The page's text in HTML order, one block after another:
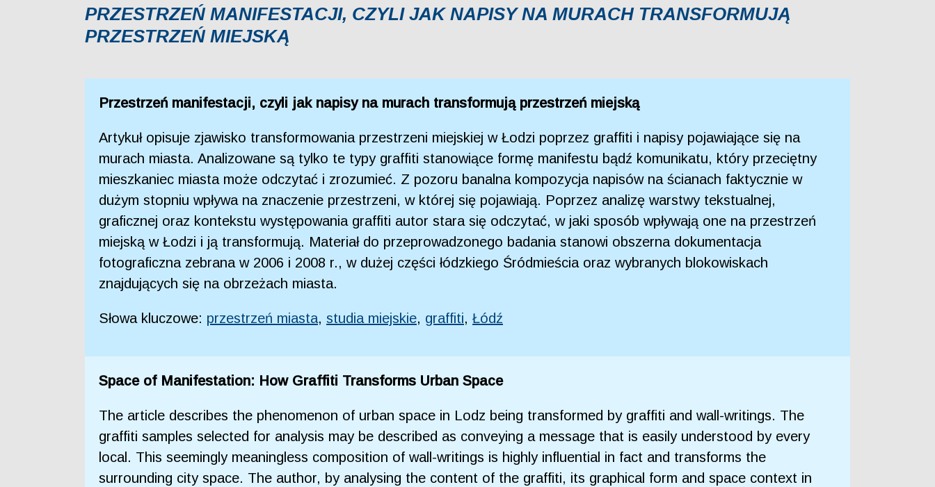
PRZESTRZEŃ MANIFESTACJI, CZYLI JAK NAPISY NA MURACH TRANSFORMUJĄ
PRZESTRZEŃ MIEJSKĄ
Przestrzeń manifestacji, czyli jak napisy na murach transformują przestrzeń miejską
Artykuł opisuje zjawisko transformowania przestrzeni miejskiej w Łodzi poprzez graffiti i napisy pojawiające się na
murach miasta. Analizowane są tylko te typy graffiti stanowiące formę manifestu bądź komunikatu, który przeciętny
mieszkaniec miasta może odczytać i zrozumieć. Z pozoru banalna kompozycja napisów na ścianach faktycznie w
dużym stopniu wpływa na znaczenie przestrzeni, w której się pojawiają. Poprzez analizę warstwy tekstualnej,
graficznej oraz kontekstu występowania graffiti autor stara się odczytać, w jaki sposób wpływają one na przestrzeń
miejską w Łodzi i ją transformują. Materiał do przeprowadzonego badania stanowi obszerna dokumentacja
fotograficzna zebrana w 2006 i 2008 r., w dużej części łódzkiego Śródmieścia oraz wybranych blokowiskach
znajdujących się na obrzeżach miasta.
Słowa kluczowe: przestrzeń miasta, studia miejskie, graffiti, Łódź
Space of Manifestation: How Graffiti Transforms Urban Space
The article describes the phenomenon of urban space in Lodz being transformed by graffiti and wall-writings. The
graffiti samples selected for analysis may be described as conveying a message that is easily understood by every
local. This seemingly meaningless composition of wall-writings is highly influential in fact and transforms the
surrounding city space. The author, by analysing the content of the graffiti, its graphical form and space context in